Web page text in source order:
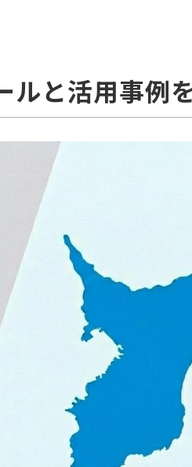
ルと活用事例